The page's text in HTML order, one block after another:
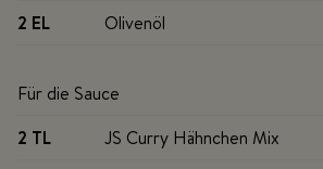
2 EL
Olivenöl
Für die Sauce
2 TL
JS Curry Hähnchen Mix